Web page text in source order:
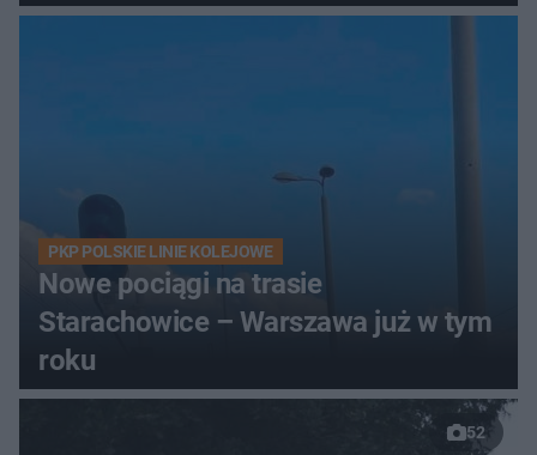
PKP POLSKIE LINIE KOLEJOWE
Nowe pociągi na trasie
Starachowice – Warszawa już w tym
roku
52